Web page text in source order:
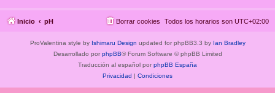
Inicio pH Todos los horarios son UTC+02:00
Borrar cookies
ProValentina style by Ishimaru Design updated for phpBB3.3 by Ian Bradley
Desarrollado por phpBB® Forum Software © phpBB Limited
Traducción al español por phpBB España
Privacidad | Condiciones